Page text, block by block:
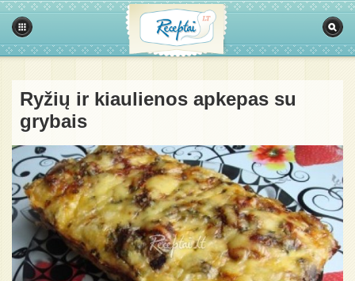
Ryžių ir kiaulienos apkepas su
grybais